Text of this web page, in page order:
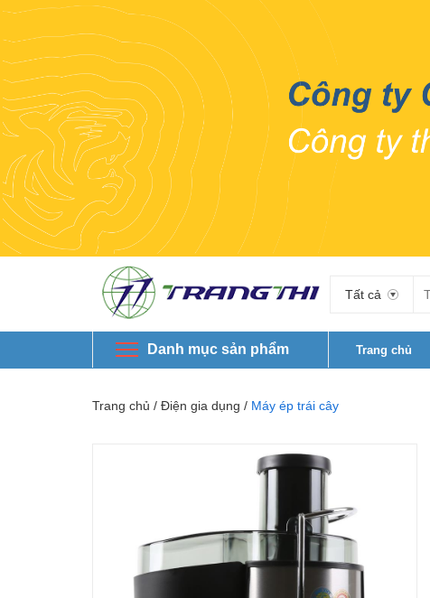
Tất cả
Danh mục sản phẩm Trang chủ
Trang chủ / Điện gia dụng / Máy ép trái cây